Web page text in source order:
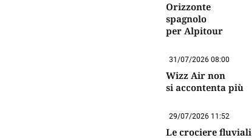
Orizzonte
spagnolo
per Alpitour
31/07/2026 08:00
Wizz Air non
si accontenta più
29/07/2026 11:52
Le crociere fluviali